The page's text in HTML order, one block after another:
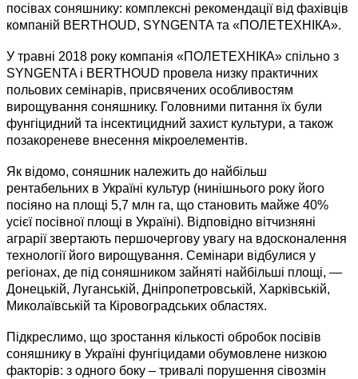
посівах соняшнику: комплексні рекомендації від фахівців
компаній BERTHOUD, SYNGENTA та «ПОЛЕТЕХНІКА».
У травні 2018 року компанія «ПОЛЕТЕХНІКА» спільно з
SYNGENTA і BERTHOUD провела низку практичних
польових семінарів, присвячених особливостям
вирощування соняшнику. Головними питання їх були
фунгіцидний та інсектицидний захист культури, а також
позакореневе внесення мікроелементів.
Як відомо, соняшник належить до найбільш
рентабельних в Україні культур (нинішнього року його
посіяно на площі 5,7 млн га, що становить майже 40%
усієї посівної площі в Україні). Відповідно вітчизняні
аграрії звертають першочергову увагу на вдосконалення
технології його вирощування. Семінари відбулися у
регіонах, де під соняшником зайняті найбільші площі, —
Донецькій, Луганській, Дніпропетровській, Харківській,
Миколаївській та Кіровоградських областях.
Підкреслимо, що зростання кількості обробок посівів
соняшнику в Україні фунгіцидами обумовлене низкою
факторів: з одного боку – тривалі порушення сівозмін